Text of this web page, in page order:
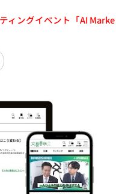
ィングイベント「AI Marke